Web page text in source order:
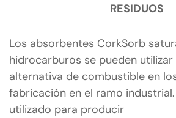
RESIDUOS
Los absorbentes CorkSorb
hidrocarburos se pueden
alternativa de combustible en
fabricación en el ramo
utilizado para producir